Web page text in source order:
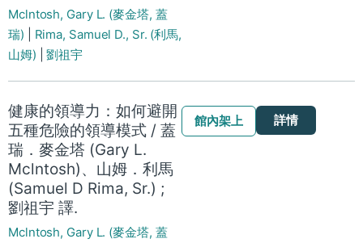
Mclntosh, Gary L. (麥金塔, 蓋
瑞)
Rima, Samuel D., Sr. (利馬,
山姆) |劉祖宇
健康的領導力：如何避開
五種危險的領導模式 / 蓋
瑞．麥金塔 (Gary L.
Mclntosh)、山姆．利馬
(Samuel D Rima, Sr.) ;
劉祖宇 譯.
Mclntosh, Gary L. (麥金塔, 蓋
館內架上 詳情